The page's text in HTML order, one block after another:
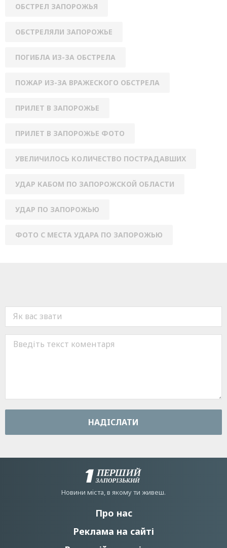
ОБСТРЕЛ ЗАПОРОЖЬЯ
ОБСТРЕЛЯЛИ ЗАПОРОЖЬЕ
ПОГИБЛА ИЗ-ЗА ОБСТРЕЛА
ПОЖАР ИЗ-ЗА ВРАЖЕСКОГО ОБСТРЕЛА
ПРИЛЕТ В ЗАПОРОЖЬЕ
ПРИЛЕТ В ЗАПОРОЖЬЕ ФОТО
УВЕЛИЧИЛОСЬ КОЛИЧЕСТВО ПОСТРАДАВШИХ
УДАР КАБОМ ПО ЗАПОРОЖСКОЙ ОБЛАСТИ
УДАР ПО ЗАПОРОЖЬЮ
ФОТО С МЕСТА УДАРА ПО ЗАПОРОЖЬЮ
НАДIСЛАТИ
Новини мiста, в якому ти живеш.
Про нас
Реклама на сайті